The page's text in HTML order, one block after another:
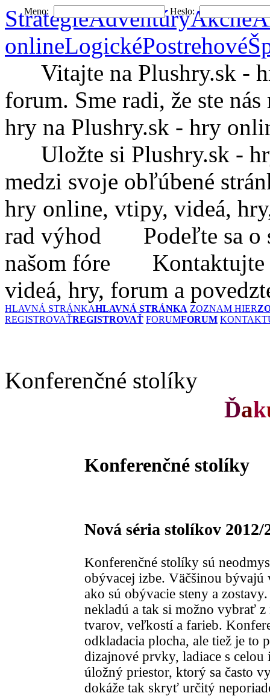
Meno: Heslo:
StratégieAdventúryAkčné
onlineLogickéPostrehové
Vitajte na Plushry.sk -
forum. Sme radi, že ste
hry na Plushry.sk - hry
Uložte si Plushry.sk -
medzi svoje obľúbené
hry online, vtipy, videá,
rad výhod
Podeľte sa o
našom fóre
Kontaktujte
videá, hry, forum a
HLAVNÁ STRÁNKAHLAVNÁ STRÁNKA ZOZNAM HIER
REGISTROVAŤREGISTROVAŤ FORUMFORUM
Konferenčné stolíky
Ďak
Konferenčné stolíky
Nová séria stolíkov 2012/
Konferenčné stolíky sú
obývacej izbe. Väčšinou
ako sú obývacie steny a
nekladú a tak si možno vybrať
tvarov, veľkostí a farieb.
odkladacia plocha, ale tiež je to
dizajnové prvky, ladiace s
úložný priestor, ktorý sa často
dokáže tak skryť určitý